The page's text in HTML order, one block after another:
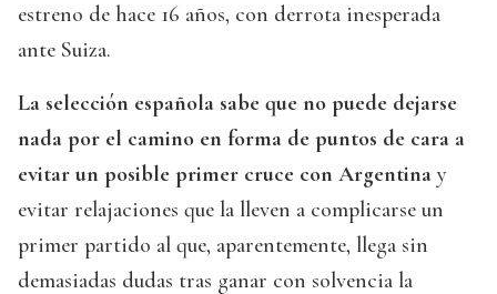
estreno de hace 16 años, con derrota inesperada
ante Suiza.
La selección española sabe que no puede dejarse
nada por el camino en forma de puntos de cara a
evitar un posible primer cruce con Argentina y
evitar relajaciones que la lleven a complicarse un
primer partido al que, aparentemente, llega sin
demasiadas dudas tras ganar con solvencia la